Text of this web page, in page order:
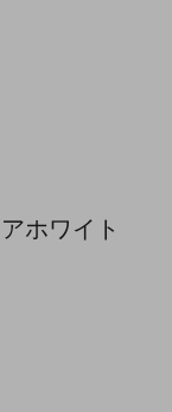
ホワイト